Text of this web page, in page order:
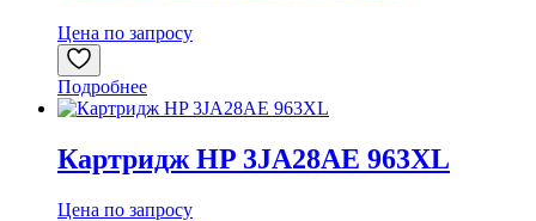
Цена по запросу
Подробнее
Картридж HP 3JA28AE 963XL
Цена по запросу